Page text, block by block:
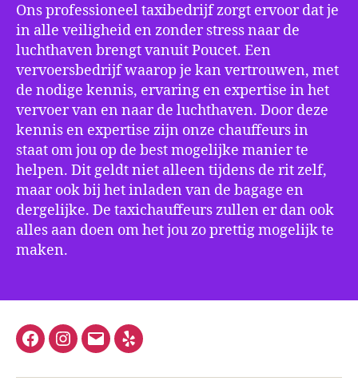
Ons professioneel taxibedrijf zorgt ervoor dat je
in alle veiligheid en zonder stress naar de
luchthaven brengt vanuit Poucet. Een
vervoersbedrijf waarop je kan vertrouwen, met
de nodige kennis, ervaring en expertise in het
vervoer van en naar de luchthaven. Door deze
kennis en expertise zijn onze chauffeurs in
staat om jou op de best mogelijke manier te
helpen. Dit geldt niet alleen tijdens de rit zelf,
maar ook bij het inladen van de bagage en
dergelijke. De taxichauffeurs zullen er dan ook
alles aan doen om het jou zo prettig mogelijk te
maken.
FacebookInstagram
E-
Yelp